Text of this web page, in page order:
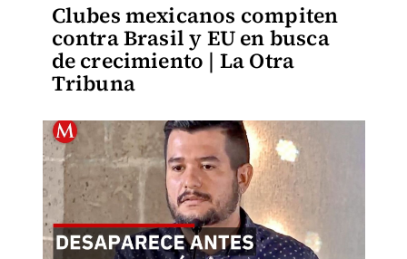
Clubes mexicanos compiten
contra Brasil y EU en busca
de crecimiento | La Otra
Tribuna